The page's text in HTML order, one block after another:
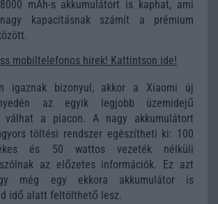
mAh-s akkumulátort is kaphat, ami
kapacitásnak számít a prémium
mobiltelefonos hírek! Kattintson ide!
igaznak bizonyul, akkor a Xiaomi új
az egyik legjobb üzemidejű
válhat a piacon. A nagy akkumulátort
töltési rendszer egészítheti ki: 100
és 50 wattos vezeték nélküli
az előzetes információk. Ez azt
még egy ekkora akkumulátor is
idő alatt feltölthető lesz.